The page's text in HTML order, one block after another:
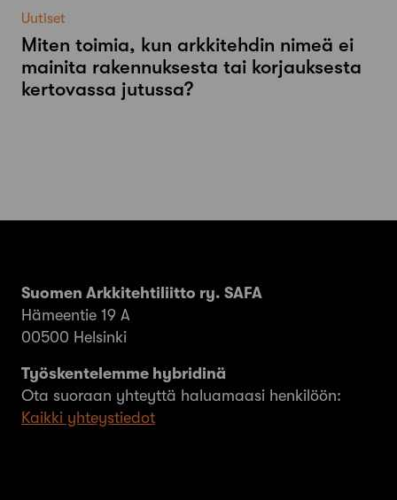
Uutiset
Miten toimia, kun arkkitehdin nimeä ei
mainita rakennuksesta tai korjauksesta
kertovassa jutussa?
Suomen Arkkitehtiliitto ry. SAFA
Hämeentie 19 A
00500 Helsinki
Työskentelemme hybridinä
Ota suoraan yhteyttä haluamaasi henkilöön:
Kaikki yhteystiedot